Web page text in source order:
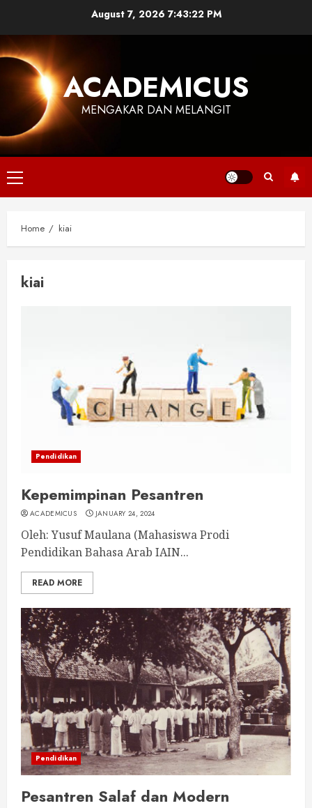
content
August 7, 2026 7:43:22 PM
ACADEMICUS
MENGAKAR DAN MELANGIT
Primary
Menu
Home kiai
kiai
Pendidikan
Kepemimpinan Pesantren
ACADEMICUS JANUARY 24, 2024
Oleh: Yusuf Maulana (Mahasiswa Prodi
Pendidikan Bahasa Arab IAIN...
READ MORE
Pendidikan
Pesantren Salaf dan Modern